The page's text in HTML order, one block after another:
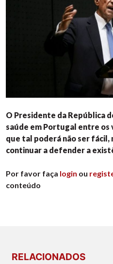
O Presidente da República
saúde em Portugal entre
que tal poderá não ser fácil,
continuar a defender a
Por favor faça login ou
conteúdo
RELACIONADOS